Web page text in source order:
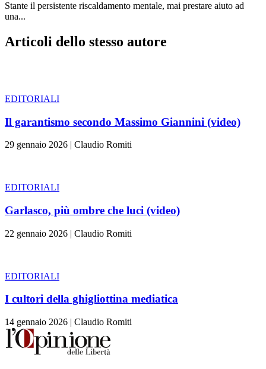
Stante il persistente riscaldamento mentale, mai prestare aiuto ad
una...
Articoli dello stesso autore
EDITORIALI
Il garantismo secondo Massimo Giannini (video)
29 gennaio 2026 | Claudio Romiti
EDITORIALI
Garlasco, più ombre che luci (video)
22 gennaio 2026 | Claudio Romiti
EDITORIALI
I cultori della ghigliottina mediatica
14 gennaio 2026 | Claudio Romiti